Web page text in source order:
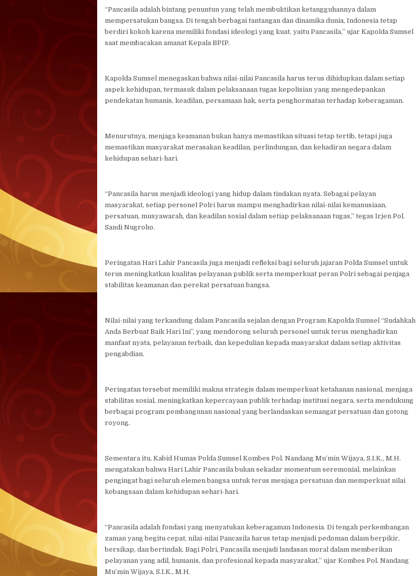
“Pancasila adalah bintang penuntun yang telah membuktikan ketangguhannya dalam
mempersatukan bangsa. Di tengah berbagai tantangan dan dinamika dunia, Indonesia tetap
berdiri kokoh karena memiliki fondasi ideologi yang kuat, yaitu Pancasila,” ujar Kapolda Sumsel
saat membacakan amanat Kepala BPIP.
Kapolda Sumsel menegaskan bahwa nilai-nilai Pancasila harus terus dihidupkan dalam setiap
aspek kehidupan, termasuk dalam pelaksanaan tugas kepolisian yang mengedepankan
pendekatan humanis, keadilan, persamaan hak, serta penghormatan terhadap keberagaman.
Menurutnya, menjaga keamanan bukan hanya memastikan situasi tetap tertib, tetapi juga
memastikan masyarakat merasakan keadilan, perlindungan, dan kehadiran negara dalam
kehidupan sehari-hari.
“Pancasila harus menjadi ideologi yang hidup dalam tindakan nyata. Sebagai pelayan
masyarakat, setiap personel Polri harus mampu menghadirkan nilai-nilai kemanusiaan,
persatuan, musyawarah, dan keadilan sosial dalam setiap pelaksanaan tugas,” tegas Irjen Pol.
Sandi Nugroho.
Peringatan Hari Lahir Pancasila juga menjadi refleksi bagi seluruh jajaran Polda Sumsel untuk
terus meningkatkan kualitas pelayanan publik serta memperkuat peran Polri sebagai penjaga
stabilitas keamanan dan perekat persatuan bangsa.
Nilai-nilai yang terkandung dalam Pancasila sejalan dengan Program Kapolda Sumsel “Sudahkah
Anda Berbuat Baik Hari Ini”, yang mendorong seluruh personel untuk terus menghadirkan
manfaat nyata, pelayanan terbaik, dan kepedulian kepada masyarakat dalam setiap aktivitas
pengabdian.
Peringatan tersebut memiliki makna strategis dalam memperkuat ketahanan nasional, menjaga
stabilitas sosial, meningkatkan kepercayaan publik terhadap institusi negara, serta mendukung
berbagai program pembangunan nasional yang berlandaskan semangat persatuan dan gotong
royong.
Sementara itu, Kabid Humas Polda Sumsel Kombes Pol. Nandang Mu’min Wijaya, S.I.K., M.H.
mengatakan bahwa Hari Lahir Pancasila bukan sekadar momentum seremonial, melainkan
pengingat bagi seluruh elemen bangsa untuk terus menjaga persatuan dan memperkuat nilai
kebangsaan dalam kehidupan sehari-hari.
“Pancasila adalah fondasi yang menyatukan keberagaman Indonesia. Di tengah perkembangan
zaman yang begitu cepat, nilai-nilai Pancasila harus tetap menjadi pedoman dalam berpikir,
bersikap, dan bertindak. Bagi Polri, Pancasila menjadi landasan moral dalam memberikan
pelayanan yang adil, humanis, dan profesional kepada masyarakat,” ujar Kombes Pol. Nandang
Mu’min Wijaya, S.I.K., M.H.